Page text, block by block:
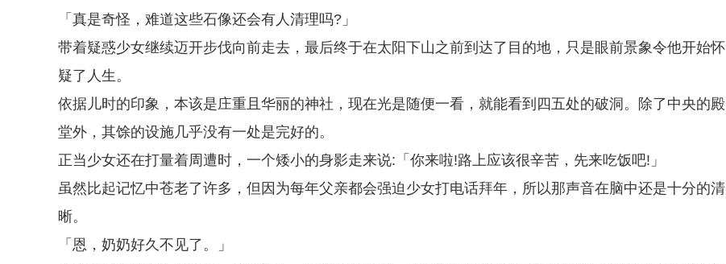
「真是奇怪，难道这些石像还会有人清理吗?」
带着疑惑少女继续迈开步伐向前走去，最后终于在太阳下山之前到达了目的地，只是眼前景象令他开始怀
疑了人生。
依据儿时的印象，本该是庄重且华丽的神社，现在光是随便一看，就能看到四五处的破洞。除了中央的殿
堂外，其馀的设施几乎没有一处是完好的。
正当少女还在打量着周遭时，一个矮小的身影走来说:「你来啦!路上应该很辛苦，先来吃饭吧!」
虽然比起记忆中苍老了许多，但因为每年父亲都会强迫少女打电话拜年，所以那声音在脑中还是十分的清
晰。
「恩，奶奶好久不见了。」